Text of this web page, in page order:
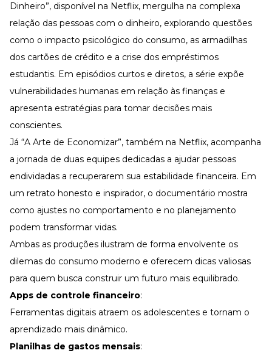
Dinheiro”, disponível na Netflix, mergulha na complexa
relação das pessoas com o dinheiro, explorando questões
como o impacto psicológico do consumo, as armadilhas
dos cartões de crédito e a crise dos empréstimos
estudantis. Em episódios curtos e diretos, a série expõe
vulnerabilidades humanas em relação às finanças e
apresenta estratégias para tomar decisões mais
conscientes.
Já “A Arte de Economizar”, também na Netflix, acompanha
a jornada de duas equipes dedicadas a ajudar pessoas
endividadas a recuperarem sua estabilidade financeira. Em
um retrato honesto e inspirador, o documentário mostra
como ajustes no comportamento e no planejamento
podem transformar vidas.
Ambas as produções ilustram de forma envolvente os
dilemas do consumo moderno e oferecem dicas valiosas
para quem busca construir um futuro mais equilibrado.
Apps de controle financeiro:
Ferramentas digitais atraem os adolescentes e tornam o
aprendizado mais dinâmico.
Planilhas de gastos mensais: